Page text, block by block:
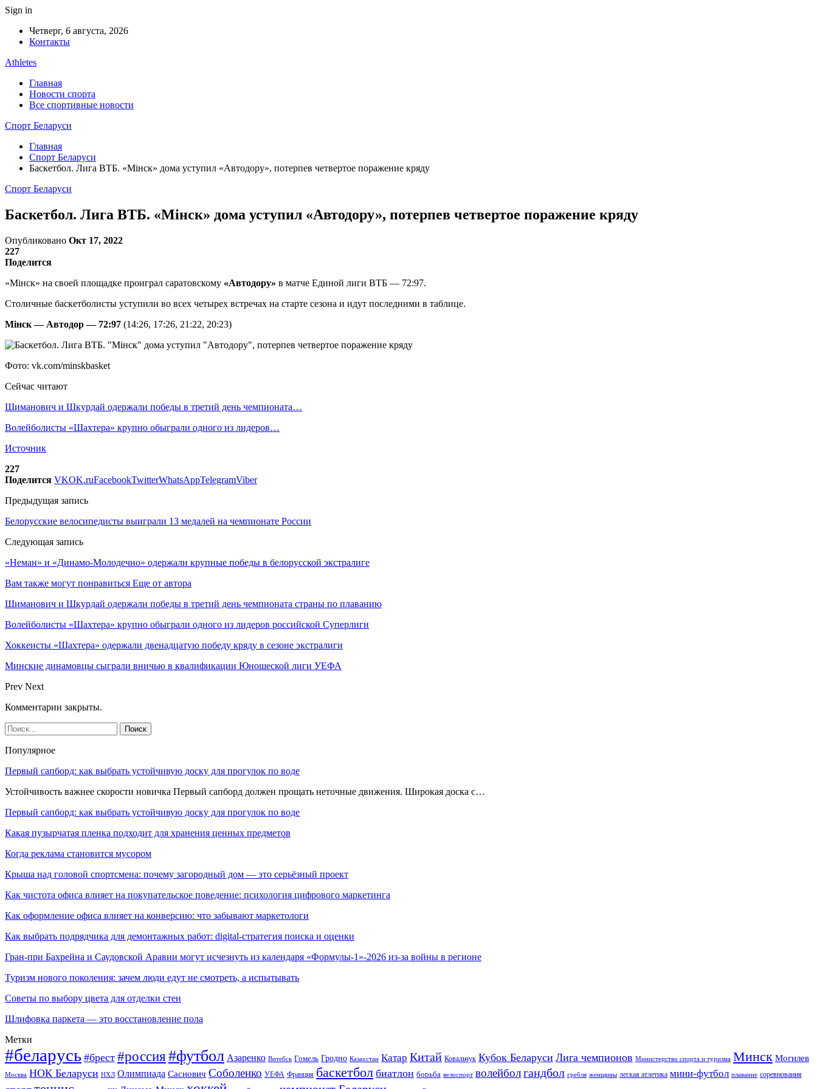
Sign in
Четверг, 6 августа, 2026
Контакты
Athletes
Главная
Новости спорта
Все спортивные новости
Спорт Беларуси
Главная
Спорт Беларуси
Баскетбол. Лига ВТБ. «Мінск» дома уступил «Автодору», потерпев четвертое поражение кряду
Спорт Беларуси
Баскетбол. Лига ВТБ. «Мінск» дома уступил «Автодору», потерпев четвертое поражение кряду
Опубликовано Окт 17, 2022
227
Поделится
«Мінск» на своей площадке проиграл саратовскому «Автодору» в матче Единой лиги ВТБ — 72:97.
Столичные баскетболисты уступили во всех четырех встречах на старте сезона и идут последними в таблице.
Мінск — Автодор — 72:97 (14:26, 17:26, 21:22, 20:23)
Фото: vk.com/minskbasket
Сейчас читают
Шиманович и Шкурдай одержали победы в третий день чемпионата…
Волейболисты «Шахтера» крупно обыграли одного из лидеров…
Источник
227
Поделится VKOK.ruFacebookTwitterWhatsAppTelegramViber
Предыдущая запись
Белорусские велосипедисты выиграли 13 медалей на чемпионате России
Следующая запись
«Неман» и «Динамо-Молодечно» одержали крупные победы в белорусской экстралиге
Вам также могут понравиться Еще от автора
Шиманович и Шкурдай одержали победы в третий день чемпионата страны по плаванию
Волейболисты «Шахтера» крупно обыграли одного из лидеров российской Суперлиги
Хоккеисты «Шахтера» одержали двенадцатую победу кряду в сезоне экстралиги
Минские динамовцы сыграли вничью в квалификации Юношеской лиги УЕФА
Prev Next
Комментарии закрыты.
Популярное
Первый сапборд: как выбрать устойчивую доску для прогулок по воде
Устойчивость важнее скорости новичка Первый сапборд должен прощать неточные движения. Широкая доска с…
Первый сапборд: как выбрать устойчивую доску для прогулок по воде
Какая пузырчатая пленка подходит для хранения ценных предметов
Когда реклама становится мусором
Крыша над головой спортсмена: почему загородный дом — это серьёзный проект
Как чистота офиса влияет на покупательское поведение: психология цифрового маркетинга
Как оформление офиса влияет на конверсию: что забывают маркетологи
Как выбрать подрядчика для демонтажных работ: digital-стратегия поиска и оценки
Гран-при Бахрейна и Саудовской Аравии могут исчезнуть из календаря «Формулы-1»-2026 из-за войны в регионе
Туризм нового поколения: зачем люди едут не смотреть, а испытывать
Советы по выбору цвета для отделки стен
Шлифовка паркета — это восстановление пола
Метки
#беларусь #брест #россия#футбол Азаренко Витебск Гомель Гродно Казахстан Катар Китай Ковальчук Кубок Беларуси Лига чемпионов Министерство спорта и туризма Минск Могилев
Москва НОК Беларуси НХЛ Олимпиада Саснович Соболенко УЕФА Франция баскетбол биатлон борьба велоспорт волейболгандбол гребля женщины легкая атлетика мини-футбол плавание соревнования